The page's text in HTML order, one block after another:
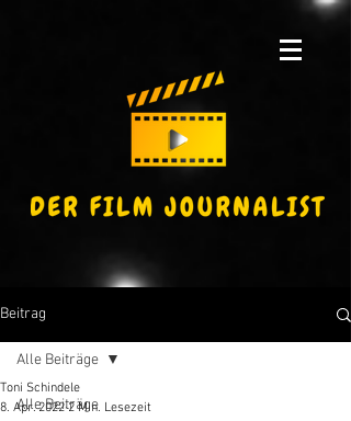
Beitrag
Alle Beiträge
Alle Beiträge
Toni Schindele
8. Apr. 2022 2 Min. Lesezeit